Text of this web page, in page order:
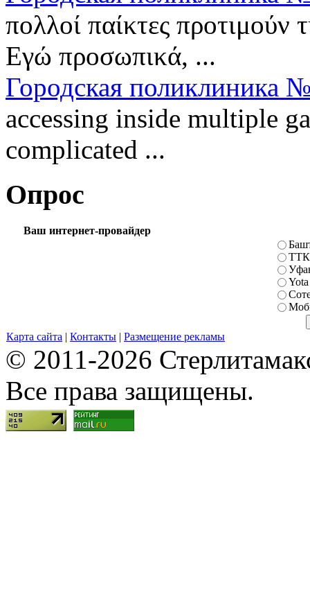
πολλοί παίκτες προτιμούν
Εγώ προσωπικά, ...
Городская поликлиника
accessing inside multiple
complicated ...
Опрос
Ваш интернет-провайдер
ТТК
Yota
Карта сайта | Контакты | Размещение рекламы
© 2011-2026
Все права защищены.